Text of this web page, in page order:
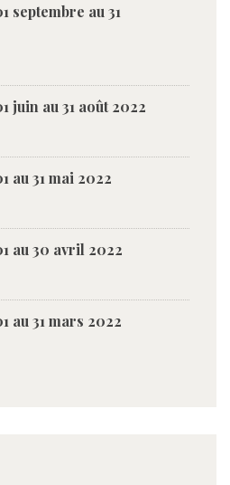
septembre au 31
juin au 31 août 2022
au 31 mai 2022
au 30 avril 2022
au 31 mars 2022